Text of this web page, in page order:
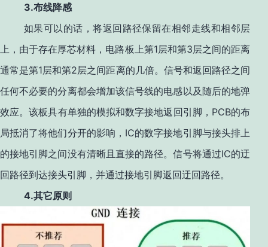
3.布线降感
如果可以的话，将返回路径保留在相邻走线和相邻层
上，由于存在厚芯材料，电路板上第1层和第3层之间的距离
通常是第1层和第2层之间距离的几倍。信号和返回路径之间
任何不必要的分离都会增加该信号线的电感以及随后的地弹
效应。该板具有单独的模拟和数字接地返回引脚， PCB的布
局抵消了将他们分开的影响， IC的数字接地引脚与接头排上
的接地引脚之间没有清晰且直接的路径。信号将通过IC的迂
回路径到达接头引脚，并通过接地引脚返回迂回路径。
4.其它原则